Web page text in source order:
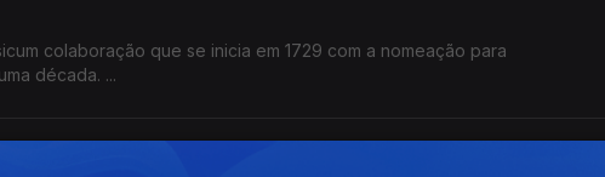
com a nomeação para
década. ...